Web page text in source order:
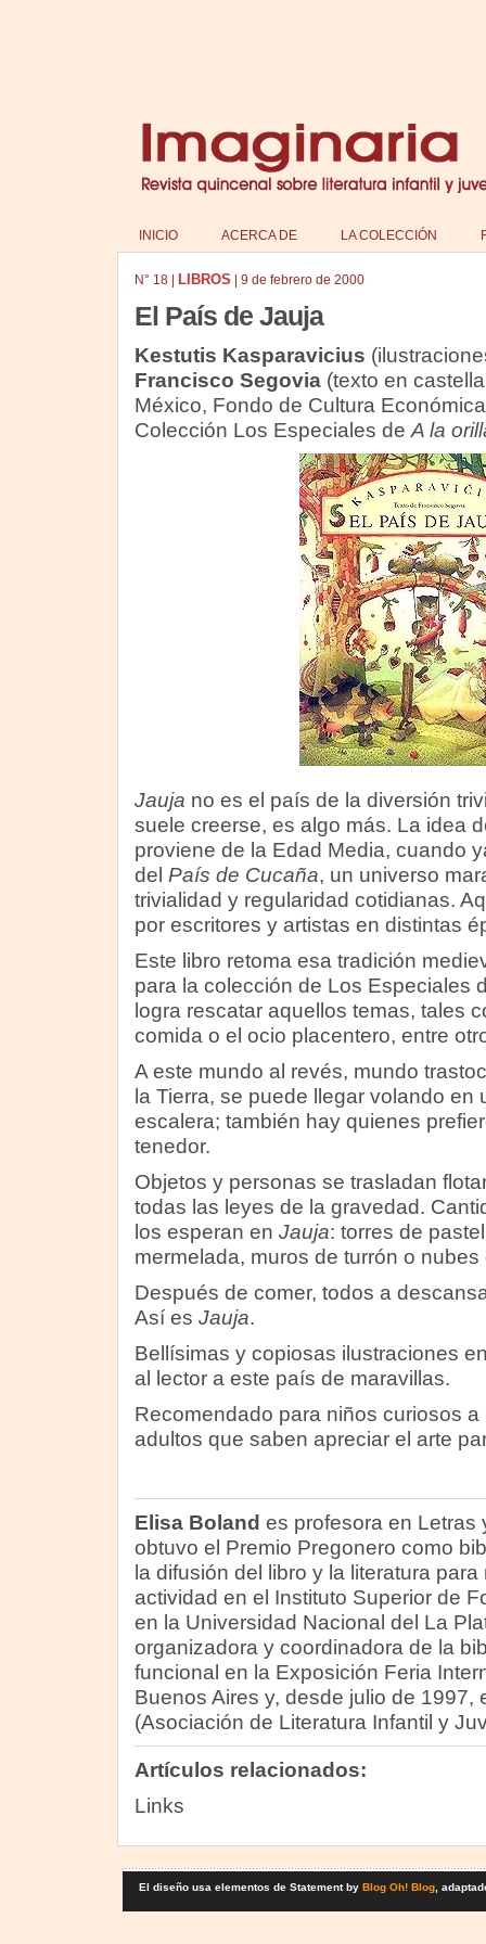
INICIO ACERCA DE LA COLECCIÓN
N° 18| LIBROS 9 de febrero de 2000
El País de Jauja
Kestutis Kasparavicius
Francisco Segovia(texto en
México, Fondo de Cultura
Colección Los Especiales de A la
Jauja no es el país de la diversión
suele creerse, es algo más. La idea
proviene de la Edad Media, cuando
del País de Cucaña, un universo
trivialidad y regularidad cotidianas.
por escritores y artistas en distintas
Este libro retoma esa tradición
para la colección de Los Especiales
logra rescatar aquellos temas, tales
comida o el ocio placentero, entre
A este mundo al revés, mundo
la Tierra, se puede llegar volando en
escalera; también hay quienes
tenedor.
Objetos y personas se trasladan
todas las leyes de la gravedad.
los esperan en Jauja: torres de
mermelada, muros de turrón o nubes
Después de comer, todos a
Así es Jauja.
Bellísimas y copiosas ilustraciones
al lector a este país de maravillas.
Recomendado para niños curiosos
adultos que saben apreciar el arte
Elisa Boland es profesora en Letras
obtuvo el Premio Pregonero como
la difusión del libro y la literatura
actividad en el Instituto Superior de
en la Universidad Nacional del La
organizadora y coordinadora de la
funcional en la Exposición Feria
Buenos Aires y, desde julio de 1997,
(Asociación de Literatura Infantil y
Artículos relacionados:
Links
El diseño usa elementos de Statement by Blog Oh! Blog,